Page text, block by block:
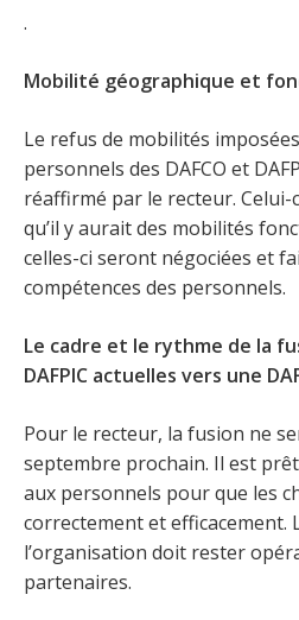
.
Mobilité géographique et
Le refus de mobilités
personnels des DAFCO et
réaffirmé par le recteur. Celui-
qu’il y aurait des mobilités
celles-ci seront négociées et
compétences des personnels.
Le cadre et le rythme de la
DAFPIC actuelles vers une
Pour le recteur, la fusion ne
septembre prochain. Il est
aux personnels pour que les
correctement et efficacement.
l’organisation doit rester
partenaires.